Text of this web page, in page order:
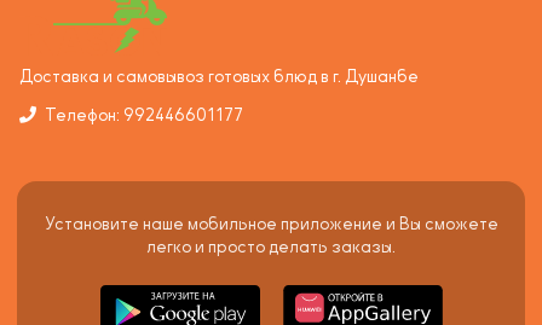
Доставка и самовывоз готовых блюд в г. Душанбе
Телефон: 992446601177
Установите наше мобильное приложение и Вы сможете
легко и просто делать заказы.